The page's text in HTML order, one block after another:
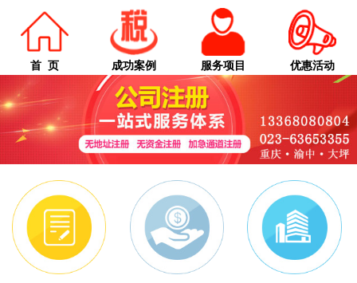
首 页 成功案例 服务项目 优惠活动